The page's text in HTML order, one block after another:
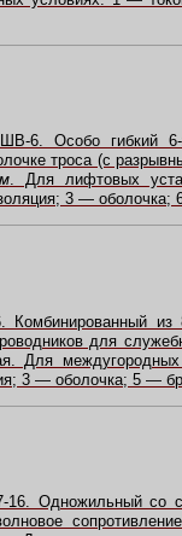
6. Особо гибкий
троса (с
. Для лифтовых
3 — оболочка;
для
Для
3 — оболочка; 5 —
Одножильный со